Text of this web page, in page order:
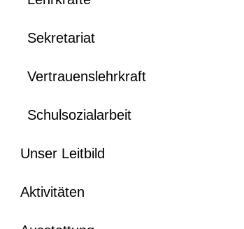
Sekretariat
Vertrauenslehrkraft
Schulsozialarbeit
Unser Leitbild
Aktivitäten